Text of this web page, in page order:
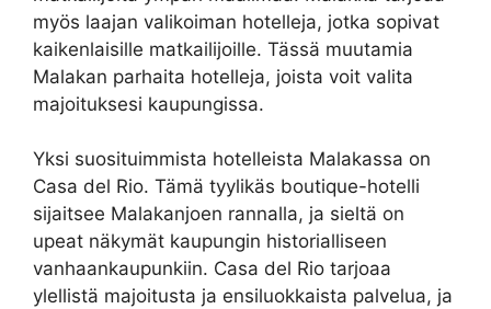
myös laajan valikoiman hotelleja, jotka sopivat
kaikenlaisille matkailijoille. Tässä muutamia
Malakan parhaita hotelleja, joista voit valita
majoituksesi kaupungissa.
Yksi suosituimmista hotelleista Malakassa on
Casa del Rio. Tämä tyylikäs boutique-hotelli
sijaitsee Malakanjoen rannalla, ja sieltä on
upeat näkymät kaupungin historialliseen
vanhaankaupunkiin. Casa del Rio tarjoaa
ylellistä majoitusta ja ensiluokkaista palvelua, ja